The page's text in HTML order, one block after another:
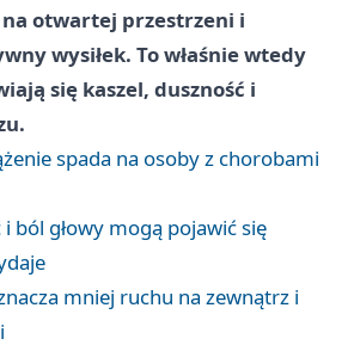
otwartej przestrzeni i
wysiłek. To właśnie wtedy
się kaszel, duszność i
spada na osoby z chorobami
i ból głowy mogą pojawić się
mniej ruchu na zewnątrz i